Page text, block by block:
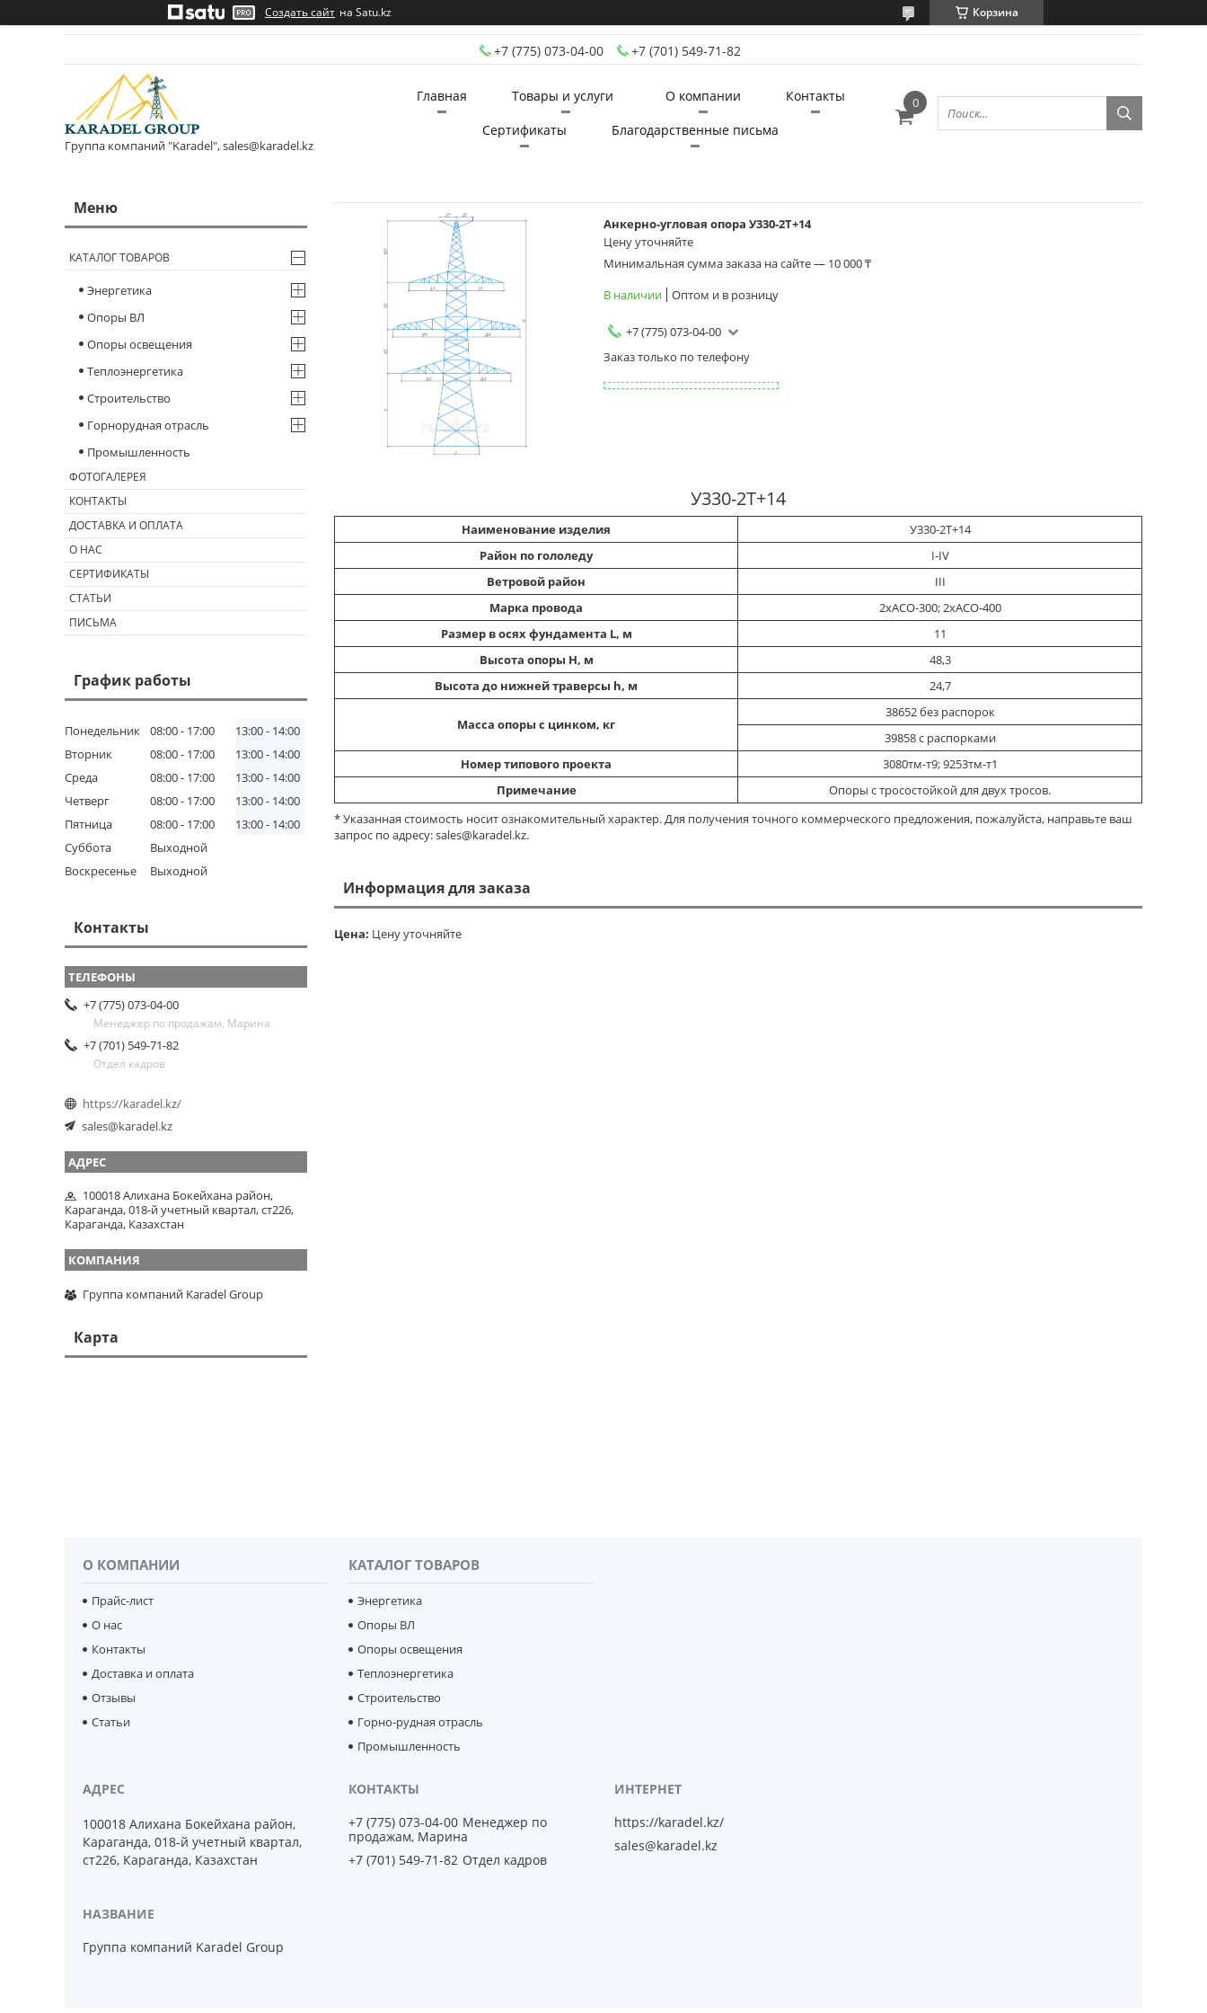
Создать сайт на Satu.kz Корзина
+7 (775) 073-04-00 +7 (701) 549-71-82
Группа компаний "Karadel", sales@karadel.kz
Главная Товары и услуги О компании
Контакты
Сертификаты
Благодарственные письма
Анкерно-угловая опора У330-2Т+14
Цену уточняйте
Минимальная сумма заказа на сайте — 10 000 ₸
В наличии
Оптом и в розницу
+7 (775) 073-04-00
Заказ только по телефону
У330-2Т+14
Наименование изделия
У330-2Т+14
Район по гололеду
I-IV
Ветровой район
III
Марка провода
2хАСО-300; 2хАСО-400
Размер в осях фундамента L, м
11
Высота опоры Н, м
48,3
Высота до нижней траверсы h, м
24,7
Масса опоры с цинком, кг
38652 без распорок
39858 с распорками
Номер типового проекта
3080тм-т9; 9253тм-т1
Примечание
Опоры с тросостойкой для двух тросов.
* Указанная стоимость носит ознакомительный характер. Для получения точного коммерческого предложения, пожалуйста, направьте ваш
запрос по адресу: sales@karadel.kz.
Информация для заказа
Цена: Цену уточняйте
КАТАЛОГ ТОВАРОВ
Энергетика
Опоры ВЛ
Опоры освещения
Теплоэнергетика
Строительство
Горнорудная отрасль
Промышленность
ФОТОГАЛЕРЕЯ
КОНТАКТЫ
ДОСТАВКА И ОПЛАТА
О НАС
СЕРТИФИКАТЫ
СТАТЬИ
ПИСЬМА
График работы
Понедельник 08:00 17:00 13:00
14:00
Вторник
08:00 17:00 13:00
14:00
Среда
08:00 17:00 13:00
14:00
Четверг
08:00 17:00 13:00
14:00
Пятница
08:00 17:00 13:00
14:00
Суббота
Выходной
Воскресенье
Выходной
Контакты
+7 (775) 073-04-00
Менеджер по продажам, Марина
+7 (701) 549-71-82
Отдел кадров
https://karadel.kz/
sales@karadel.kz
100018 Алихана Бокейхана район,
Караганда, 018-й учетный квартал, ст226,
Караганда, Казахстан
Группа компаний Karadel Group
Карта
О КОМПАНИИ
Прайс-лист
О нас
Контакты
Доставка и оплата
Отзывы
Статьи
КАТАЛОГ ТОВАРОВ
Энергетика
Опоры ВЛ
Опоры освещения
Теплоэнергетика
Строительство
Горно-рудная отрасль
Промышленность
100018 Алихана Бокейхана район,
Караганда, 018-й учетный квартал,
ст226, Караганда, Казахстан
Группа компаний Karadel Group
+7 (775) 073-04-00 Менеджер по
продажам, Марина
+7 (701) 549-71-82 Отдел кадров
https://karadel.kz/
sales@karadel.kz